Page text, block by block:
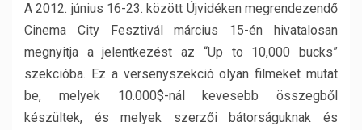
A 2012. június 16-23. között Újvidéken megrendezendő
Cinema City Fesztivál március 15-én hivatalosan
megnyitja a jelentkezést az “Up to 10,000 bucks”
szekcióba. Ez a versenyszekció olyan filmeket mutat
be, melyek 10.000$-nál kevesebb összegből
készültek, és melyek szerzői bátorságuknak és